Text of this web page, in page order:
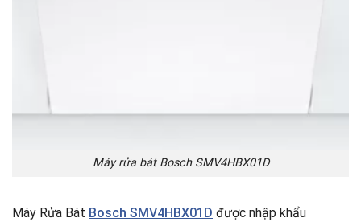
Máy rửa bát Bosch SMV4HBX01D
Máy Rửa Bát Bosch SMV4HBX01D được nhập khẩu